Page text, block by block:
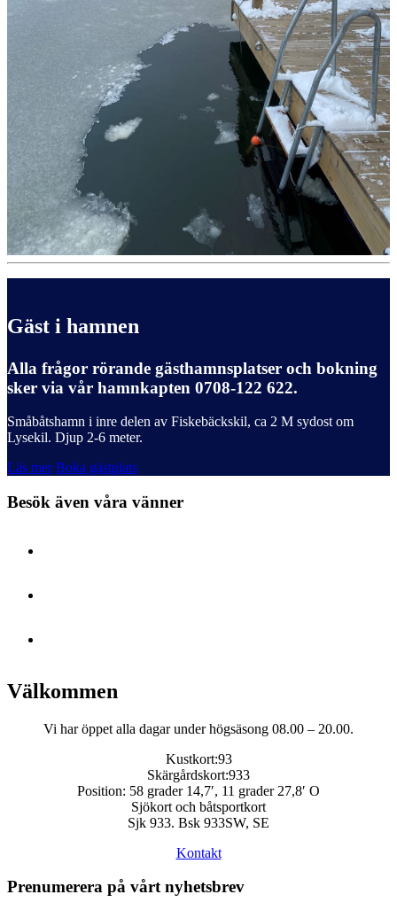
Gäst i hamnen
Alla frågor rörande gästhamnsplatser och bokning
sker via vår hamnkapten 0708-122 622.
Småbåtshamn i inre delen av Fiskebäckskil, ca 2 M sydost om
Lysekil. Djup 2-6 meter.
Läs mer Boka gästplats
Besök även våra vänner
Välkommen
Vi har öppet alla dagar under högsäsong 08.00 – 20.00.
Kustkort:93
Skärgårdskort:933
Position: 58 grader 14,7′, 11 grader 27,8′ O
Sjökort och båtsportkort
Sjk 933. Bsk 933SW, SE
Kontakt
Prenumerera på vårt nyhetsbrev